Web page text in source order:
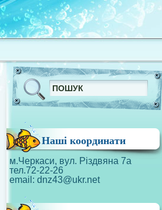
Наші координати
м.Черкаси, вул. Різдвяна 7а
тел.72-22-26
email: dnz43@ukr.net